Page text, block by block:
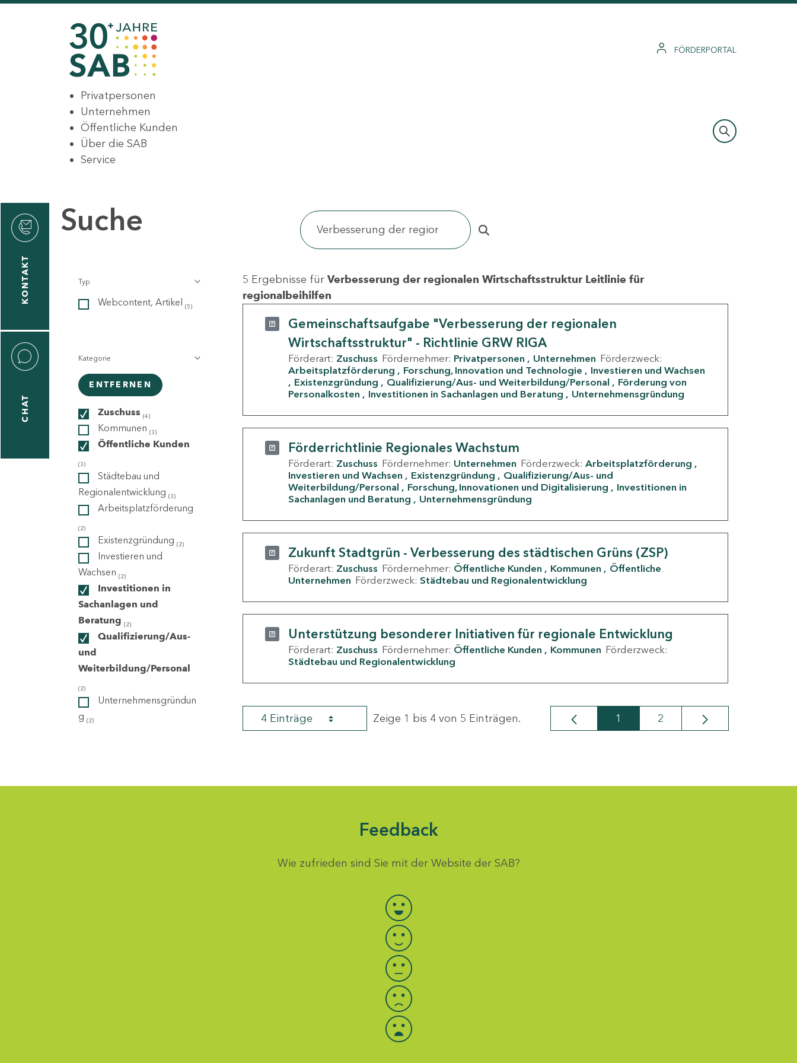
FÖRDERPORTAL
Privatpersonen
Unternehmen
Öffentliche Kunden
Über die SAB
Service
KONTAKT
CHAT
Suche
Typ
Webcontent, Artikel (5)
Kategorie
ENTFERNEN
Zuschuss (4)
Kommunen (3)
Öffentliche Kunden
(3)
Städtebau und
Regionalentwicklung (3)
Arbeitsplatzförderung
(2)
Existenzgründung (2)
Investieren und
Wachsen (2)
Investitionen in
Sachanlagen und
Beratung (2)
Qualifizierung/Aus-
und
Weiterbildung/Personal
(2)
Unternehmensgründun
g (2)
5 Ergebnisse für Verbesserung der regionalen Wirtschaftsstruktur Leitlinie für
regionalbeihilfen
Gemeinschaftsaufgabe "Verbesserung der regionalen
Wirtschaftsstruktur" - Richtlinie GRW RIGA
Förderart: Zuschuss Fördernehmer: Privatpersonen Unternehmen Förderzweck:
Arbeitsplatzförderung
Forschung, Innovation und Technologie
Investieren und Wachsen
Existenzgründung
Qualifizierung/Aus- und Weiterbildung/Personal
Förderung von
Personalkosten
Investitionen in Sachanlagen und Beratung Unternehmensgründung
Förderrichtlinie Regionales Wachstum
Förderart: Zuschuss Fördernehmer: Unternehmen Förderzweck: Arbeitsplatzförderung
Investieren und Wachsen
Existenzgründung
Qualifizierung/Aus- und
Weiterbildung/Personal
Forschung, Innovationen und Digitalisierung
Investitionen in
Sachanlagen und Beratung
Unternehmensgründung
Zukunft Stadtgrün - Verbesserung des städtischen Grüns (ZSP)
Förderart: Zuschuss Fördernehmer: Öffentliche Kunden Kommunen
Öffentliche
Unternehmen Förderzweck: Städtebau und Regionalentwicklung
Unterstützung besonderer Initiativen für regionale Entwicklung
Förderart: Zuschuss Fördernehmer: Öffentliche Kunden Kommunen Förderzweck:
Städtebau und Regionalentwicklung
4 Einträge Zeige 1 bis 4 von 5 Einträgen. Seite
1 Seite
2
Feedback
Wie zufrieden sind Sie mit der Website der SAB?
Bewertung auswählen